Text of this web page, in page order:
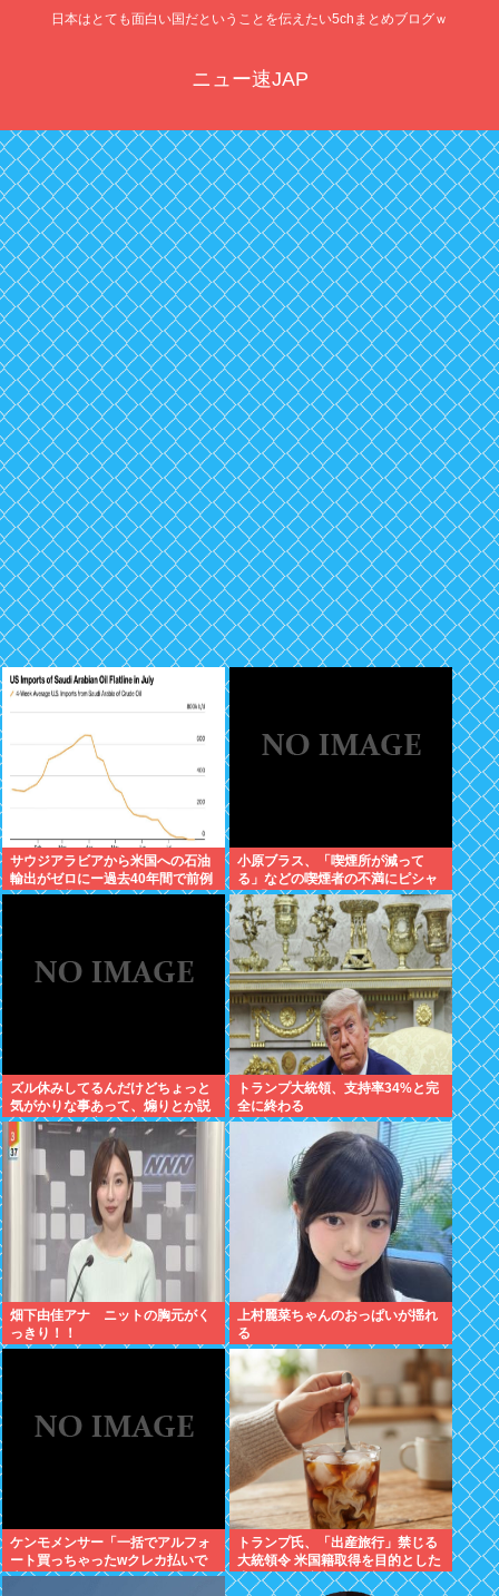
日本はとても面白い国だということを伝えたい5chまとめブログｗ
ニュー速JAP
サウジアラビアから米国への石油
輸出がゼロにー過去40年間で前例
のない事態
小原ブラス、「喫煙所が減って
る」などの喫煙者の不満にピシャ
リ 「じゃあやめれば？タバコなん
て家でだけ吸ってればいい」
ズル休みしてるんだけどちょっと
気がかりな事あって、煽りとか説
教とか抜きに客観的意見くれる人
だけきてくれ
トランプ大統領、支持率34%と完
全に終わる
畑下由佳アナ ニットの胸元がく
っきり！！
上村麗菜ちゃんのおっぱいが揺れ
る
ケンモメンサー「一括でアルフォ
ート買っちゃったwクレカ払いで
来月の俺ごめんねー」銀行「デビ
トランプ氏、「出産旅行」禁じる
大統領令 米国籍取得を目的とした
中国人らの渡米を問題視